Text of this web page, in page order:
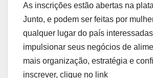
As inscrições estão abertas na
Junto, e podem ser feitas por
qualquer lugar do país
impulsionar seus negócios de
mais organização, estratégia e
inscrever, clique no link